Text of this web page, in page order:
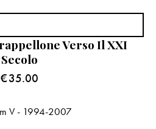
Verso Il XXI
Secolo
€35.00